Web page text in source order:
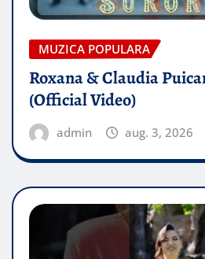
MUZICA POPULARA
Roxana & Claudia
(Official Video)
admin aug. 3, 2026